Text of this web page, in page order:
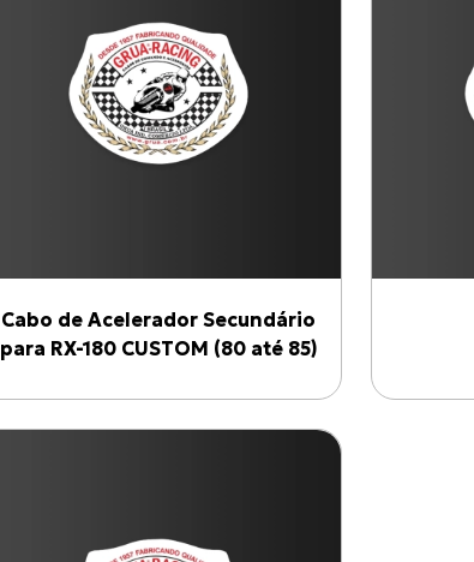
Cabo de Acelerador Secundário
para RX-180 CUSTOM (80 até 85)